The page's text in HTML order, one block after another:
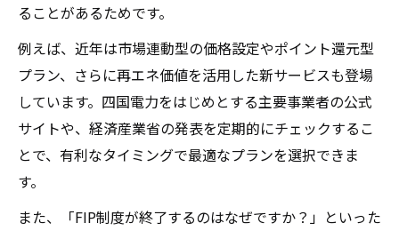
ることがあるためです。
例えば、近年は市場連動型の価格設定やポイント還元型
プラン、さらに再エネ価値を活用した新サービスも登場
しています。四国電力をはじめとする主要事業者の公式
サイトや、経済産業省の発表を定期的にチェックするこ
とで、有利なタイミングで最適なプランを選択できま
す。
また、「FIP制度が終了するのはなぜですか？」といった